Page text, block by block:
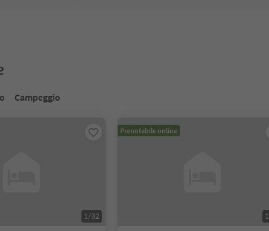
Campeggio
1/32
Prenotabile online
1